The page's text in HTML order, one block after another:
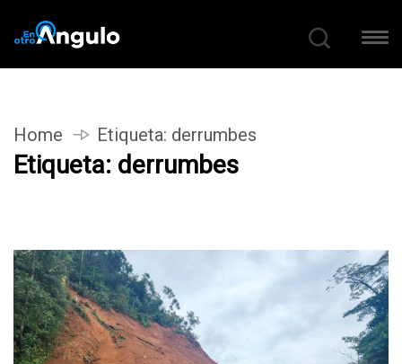
Home Etiqueta: derrumbes
Etiqueta: derrumbes